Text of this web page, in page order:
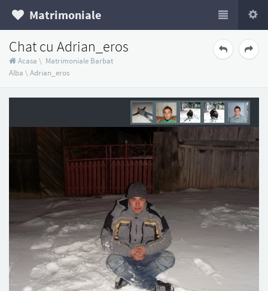
Matrimoniale
Chat cu Adrian_eros
Acasa \ Matrimoniale Barbat
Alba \ Adrian_eros